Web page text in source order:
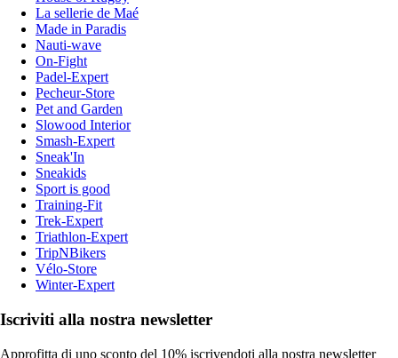
La sellerie de Maé
Made in Paradis
Nauti-wave
On-Fight
Padel-Expert
Pecheur-Store
Pet and Garden
Slowood Interior
Smash-Expert
Sneak'In
Sneakids
Sport is good
Training-Fit
Trek-Expert
Triathlon-Expert
TripNBikers
Vélo-Store
Winter-Expert
Iscriviti alla nostra newsletter
Approfitta di uno sconto del 10% iscrivendoti alla nostra newsletter